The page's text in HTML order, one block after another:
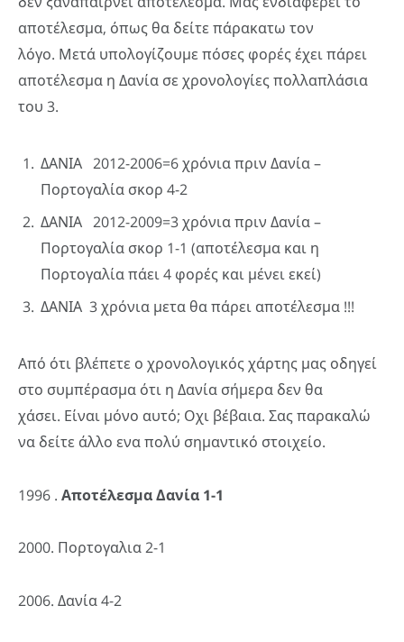
αποτέλεσμα, όπως θα δείτε πάρακατω τον
λόγο. Μετά υπολογίζουμε πόσες φορές έχει πάρει
αποτέλεσμα η Δανία σε χρονολογίες πολλαπλάσια
του 3.
ΔΑΝΙΑ 2012-2006=6 χρόνια πριν Δανία –
Πορτογαλία σκορ 4-2
ΔΑΝΙΑ 2012-2009=3 χρόνια πριν Δανία –
Πορτογαλία σκορ 1-1 (αποτέλεσμα και η
Πορτογαλία πάει 4 φορές και μένει εκεί)
ΔΑΝΙΑ 3 χρόνια μετα θα πάρει αποτέλεσμα !!!
Από ότι βλέπετε ο χρονολογικός χάρτης μας οδηγεί
στο συμπέρασμα ότι η Δανία σήμερα δεν θα
χάσει. Είναι μόνο αυτό; Οχι βέβαια. Σας παρακαλώ
να δείτε άλλο ενα πολύ σημαντικό στοιχείο.
1996 . Αποτέλεσμα Δανία 1-1
2000. Πορτογαλια 2-1
2006. Δανία 4-2